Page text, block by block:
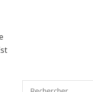
Rechercher :